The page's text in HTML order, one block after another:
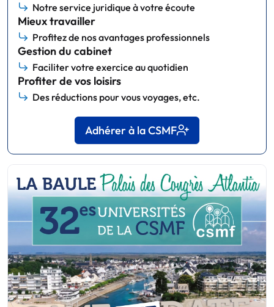
Notre service juridique à votre écoute
Mieux travailler
Profitez de nos avantages professionnels
Gestion du cabinet
Faciliter votre exercice au quotidien
Profiter de vos loisirs
Des réductions pour vous voyages, etc.
Adhérer à la CSMF